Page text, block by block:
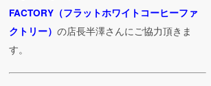
FACTORY（フラットホワイトコーヒーファ
クトリー）の店長半澤さんにご協力頂きま
す。